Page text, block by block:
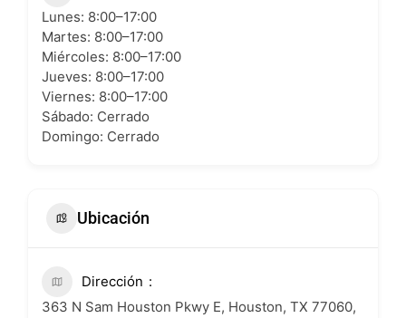
Lunes: 8:00–17:00
Martes: 8:00–17:00
Miércoles: 8:00–17:00
Jueves: 8:00–17:00
Viernes: 8:00–17:00
Sábado: Cerrado
Domingo: Cerrado
Ubicación
Dirección
363 N Sam Houston Pkwy E, Houston, TX 77060,